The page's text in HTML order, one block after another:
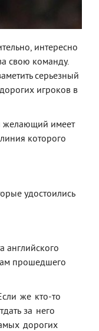
интересно
свою команду.
серьезный
игроков в
желающий имеет
которого
удостоились
английского
прошедшего
же кто-то
за него
дорогих